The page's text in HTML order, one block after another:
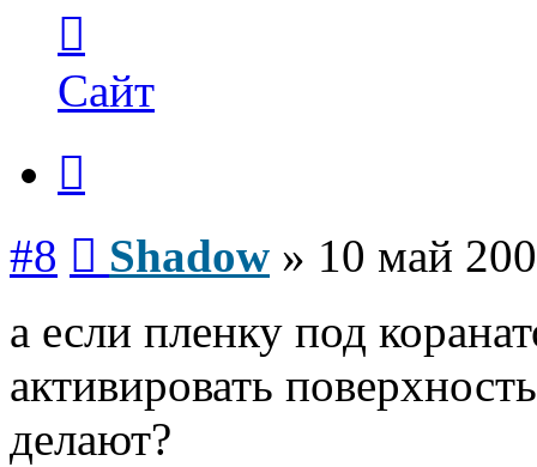
пользователя
Shadow
Сайт
#8 Shadow » 10 май
а если пленку под
активировать
делают?